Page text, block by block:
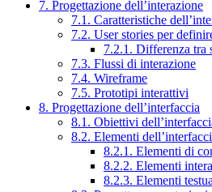
7. Progettazione dell’interazione
7.1. Caratteristiche
7.2. User stories per
7.2.1. Differenza tra
7.3. Flussi di interazione
7.4. Wireframe
7.5. Prototipi interattivi
8. Progettazione dell’interfaccia
8.1. Obiettivi
8.2. Elementi
8.2.1. Elementi di
8.2.2. Elementi
8.2.3. Elementi